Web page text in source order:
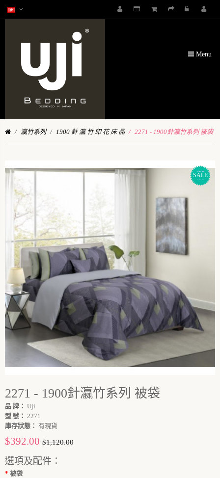
Menu
瀛竹系列 1900 針 瀛 竹 印 花 床 品 2271 - 1900針瀛竹系列 被袋
SALE
2271 - 1900針瀛竹系列 被袋
品 牌： Uji
型 號： 2271
庫存狀態： 有現貨
$392.00 $1,120.00
選項及配件：
被袋